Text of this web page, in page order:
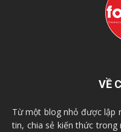
VỀ
Từ một blog nhỏ được lập
tin, chia sẻ kiến thức trong